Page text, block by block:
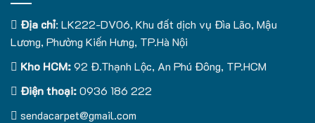
Địa chỉ: LK222-DV06, Khu đất dịch vụ Đìa Lão, Mậu
Lương, Phường Kiến Hưng, TP.Hà Nội
Kho HCM:92 Đ.Thạnh Lộc, An Phú Đông, TP.HCM
Điện thoại:0936 186 222
sendacarpet@gmail.com